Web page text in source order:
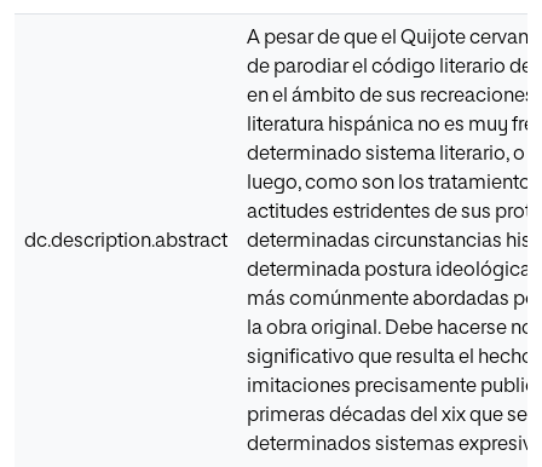
dc.description.abstract
A pesar de que el Quijote
de parodiar el código literario de
en el ámbito de sus recreaciones
literatura hispánica no es muy
determinado sistema literario, o
luego, como son los
actitudes estridentes de sus
determinadas circunstancias
determinada postura ideológica,
más comúnmente abordadas
la obra original. Debe hacerse
significativo que resulta el hecho
imitaciones precisamente
primeras décadas del xix que se
determinados sistemas